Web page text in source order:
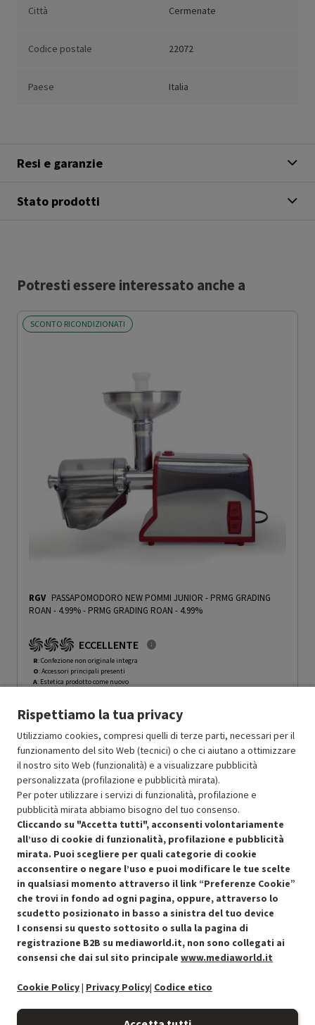
Città Cermenate
Codice postale 22072
Paese Italia
Resi e garanzie
Stato prodotti
Potresti essere interessato anche a
SCONTO RICONDIZIONATI
RGV PASSAPOMODORO NEW POMMI JUNIOR - PRMG GRADING
ROAN - 4.99%- PRMG GRADING ROAN - 4.99%
ECCELLENTE
R: Confezione non originale integra
O: Accessori principali presenti
A: Estetica prodotto come nuovo
Prodotto Nuovo 139.49 -4.99%
Ricondizionato Prezzo ridotto da
132.52a-50%
In Promozione 66.26
Aggiungi al carrello
SCONTO RICONDIZIONATI
Approfitta dello sconto del 50% sul prodotto ricondizionato.
Condizioni generali di vendita Recedere dal contratto qui
Rispettiamo la tua privacy
Utilizziamo cookies, compresi quelli di terze parti, necessari per il
funzionamento del sito Web (tecnici) o che ci aiutano a ottimizzare
il nostro sito Web (funzionalità) e a visualizzare pubblicità
personalizzata (profilazione e pubblicità mirata).
Per poter utilizzare i servizi di funzionalità, profilazione e
pubblicità mirata abbiamo bisogno del tuo consenso.
Cliccando su "Accetta tutti", acconsenti volontariamente
all’uso di cookie di funzionalità, profilazione e pubblicità
mirata. Puoi scegliere per quali categorie di cookie
acconsentire o negare l’uso e puoi modificare le tue scelte
in qualsiasi momento attraverso il link “Preferenze Cookie”
che trovi in fondo ad ogni pagina, oppure, attraverso lo
scudetto posizionato in basso a sinistra del tuo device
I consensi su questo sottosito o sulla la pagina di
registrazione B2B su mediaworld.it, non sono collegati ai
consensi che dai sul sito principale www.mediaworld.it
Cookie Policy| Privacy Policy| Codice etico